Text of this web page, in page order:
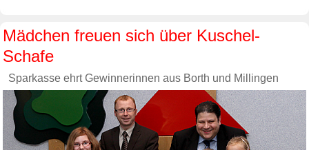
Mädchen freuen sich über Kuschel-
Schafe
Sparkasse ehrt Gewinnerinnen aus Borth und Millingen